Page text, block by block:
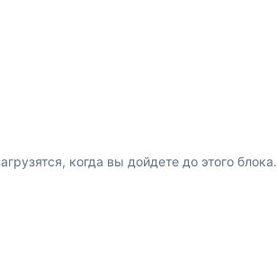
когда вы дойдете до этого блока.